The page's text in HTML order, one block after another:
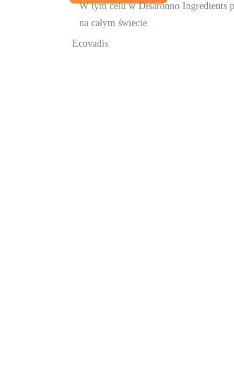
W tym celu w Disaronno Ingredients
na całym świecie.
Ecovadis